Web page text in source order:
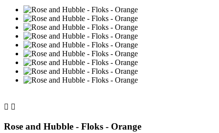
 
Rose and Hubble - Floks - Orange